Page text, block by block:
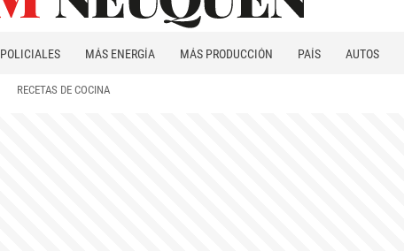
POLICIALES MÁS ENERGÍA MÁS PRODUCCIÓN PAÍS AUTOS
RECETAS DE COCINA